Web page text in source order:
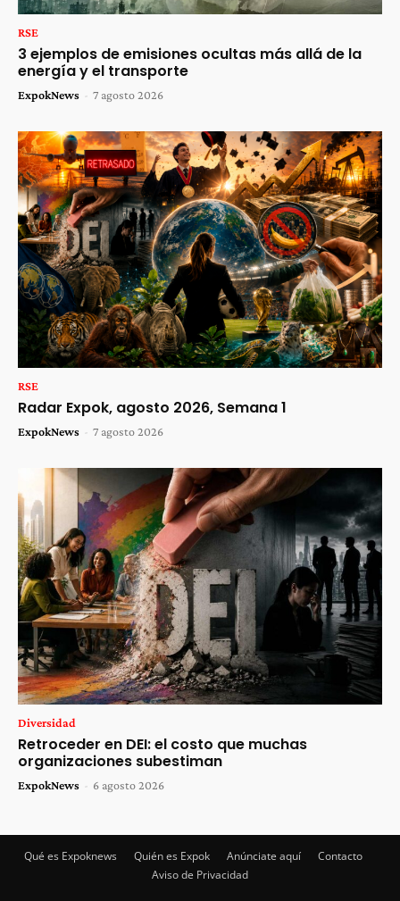
RSE
3 ejemplos de emisiones ocultas más allá de la
energía y el transporte
ExpokNews - 7 agosto 2026
RSE
Radar Expok, agosto 2026, Semana 1
ExpokNews - 7 agosto 2026
Diversidad
Retroceder en DEI: el costo que muchas
organizaciones subestiman
ExpokNews - 6 agosto 2026
Qué es Expoknews Quién es Expok Anúnciate aquí
Contacto
Aviso de Privacidad